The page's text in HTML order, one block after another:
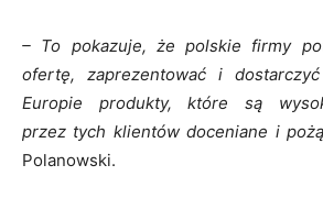
– To pokazuje, że polskie firmy
ofertę, zaprezentować i
Europie produkty, które są
przez tych klientów doceniane i
Polanowski.